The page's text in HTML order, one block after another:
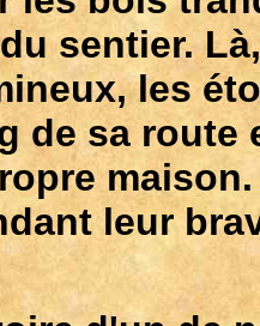
sentier.
les
de sa
leur